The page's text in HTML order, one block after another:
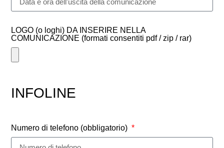
LOGO (o loghi) DA INSERIRE NELLA
COMUNICAZIONE (formati consentiti pdf / zip / rar)
INFOLINE
Numero di telefono (obbligatorio)